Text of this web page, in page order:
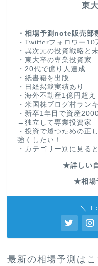
東
・相場予測note販売部
・Twitterフォロワー10
・異次元の投資戦略と
・東大卒の専業投資家
・20代で億り人達成
・紙書籍を出版
・日経掲載実績あり
・海外不動産1億円超え
・米国株ブログ村ラン
・新卒1年目で資産
→独立して専業投資家
・投資で勝つための正
強くしたい！
・カテゴリー別に見る
★詳しい
★相場
＼
最新の相場予測はこ